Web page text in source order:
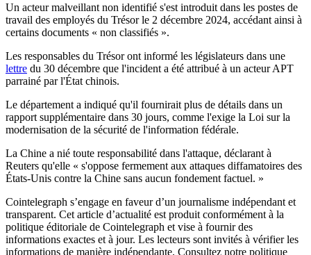
Un acteur malveillant non identifié s'est introduit dans les postes de
travail des employés du Trésor le 2 décembre 2024, accédant ainsi à
certains documents « non classifiés ».
Les responsables du Trésor ont informé les législateurs dans une
lettre du 30 décembre que l'incident a été attribué à un acteur APT
parrainé par l'État chinois.
Le département a indiqué qu'il fournirait plus de détails dans un
rapport supplémentaire dans 30 jours, comme l'exige la Loi sur la
modernisation de la sécurité de l'information fédérale.
La Chine a nié toute responsabilité dans l'attaque, déclarant à
Reuters qu'elle « s'oppose fermement aux attaques diffamatoires des
États-Unis contre la Chine sans aucun fondement factuel. »
Cointelegraph s’engage en faveur d’un journalisme indépendant et
transparent. Cet article d’actualité est produit conformément à la
politique éditoriale de Cointelegraph et vise à fournir des
informations exactes et à jour. Les lecteurs sont invités à vérifier les
informations de manière indépendante. Consultez notre politique